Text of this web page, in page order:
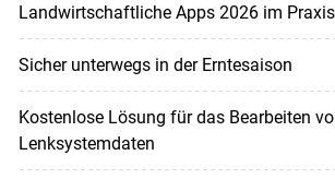
Landwirtschaftliche Apps 2026 im
Sicher unterwegs in der Erntesaison
Kostenlose Lösung für das Bearbeiten
Lenksystemdaten